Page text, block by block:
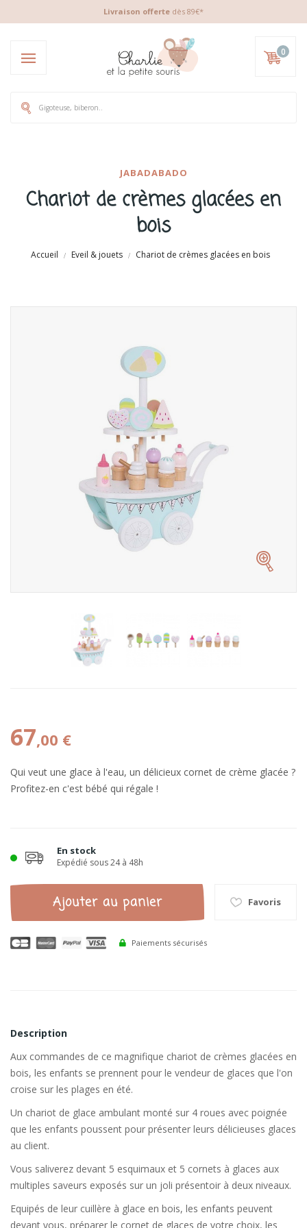
Livraison offerte dès 89€*
0
JABADABADO
Chariot de crèmes glacées en
bois
Accueil Eveil & jouets Chariot de crèmes glacées en bois
67,00 €
Qui veut une glace à l'eau, un délicieux cornet de crème glacée ?
Profitez-en c'est bébé qui régale !
En stock
Expédié sous 24 à 48h
Ajouter au panier Favoris
Paiements sécurisés
Description
Aux commandes de ce magnifique chariot de crèmes glacées en
bois, les enfants se prennent pour le vendeur de glaces que l'on
croise sur les plages en été.
Un chariot de glace ambulant monté sur 4 roues avec poignée
que les enfants poussent pour présenter leurs délicieuses glaces
au client.
Vous saliverez devant 5 esquimaux et 5 cornets à glaces aux
multiples saveurs exposés sur un joli présentoir à deux niveaux.
Equipés de leur cuillère à glace en bois, les enfants peuvent
devant vous, préparer le cornet de glaces de votre choix, les